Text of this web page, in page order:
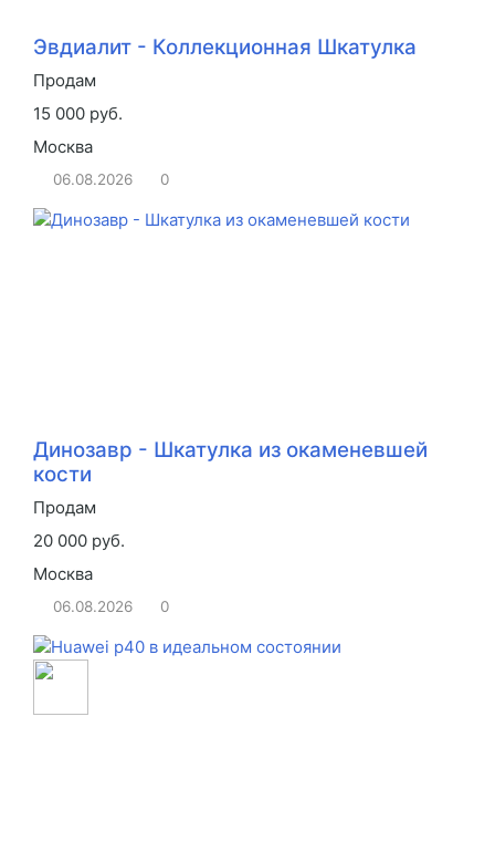
Эвдиалит - Коллекционная Шкатулка
Продам
15 000 руб.
Москва
06.08.2026 0
Динозавр - Шкатулка из окаменевшей
кости
Продам
20 000 руб.
Москва
06.08.2026 0